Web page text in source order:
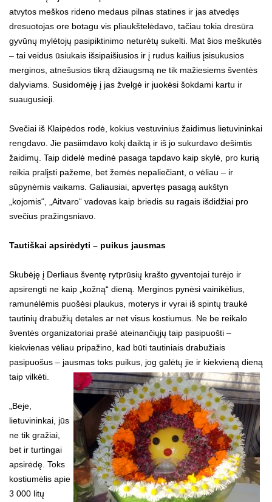
atvytos meškos rideno medaus pilnas statines ir jas atvedęs
dresuotojas ore botagu vis pliaukštelėdavo, tačiau tokia dresūra
gyvūnų mylėtojų pasipiktinimo neturėtų sukelti. Mat šios meškutės
– tai veidus ūsiukais išsipaišiusios ir į rudus kailius įsisukusios
merginos, atnešusios tikrą džiaugsmą ne tik mažiesiems šventės
dalyviams. Susidomėję į jas žvelgė ir juokėsi šokdami kartu ir
suaugusieji.
Svečiai iš Klaipėdos rodė, kokius vestuvinius žaidimus lietuvininkai
rengdavo. Jie pasiimdavo kokį daiktą ir iš jo sukurdavo dešimtis
žaidimų. Taip didelė medinė pasaga tapdavo kaip skylė, pro kurią
reikia pralįsti pažeme, bet žemės nepaliečiant, o vėliau – ir
sūpynėmis vaikams. Galiausiai, apvertęs pasagą aukštyn
„kojomis“, „Aitvaro“ vadovas kaip briedis su ragais išdidžiai pro
svečius pražingsniavo.
Tautiškai apsirėdyti – puikus jausmas
Skubėję į Derliaus šventę rytprūsių krašto gyventojai turėjo ir
apsirengti ne kaip „kožną“ dieną. Merginos pynėsi vainikėlius,
ramunėlėmis puošėsi plaukus, moterys ir vyrai iš spintų traukė
tautinių drabužių detales ar net visus kostiumus. Ne be reikalo
šventės organizatoriai prašė ateinančiųjų taip pasipuošti –
kiekvienas vėliau pripažino, kad būti tautiniais drabužiais
pasipuošus – jausmas toks puikus, jog galėtų jie ir kiekvieną dieną
taip vilkėti.
„Beje,
lietuvininkai, jūs
ne tik gražiai,
bet ir turtingai
apsirėdę. Toks
kostiumėlis apie
3 000 litų